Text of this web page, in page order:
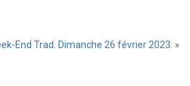
End Trad. Dimanche 26 février 2023. »